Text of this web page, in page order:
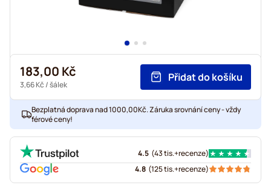
183,00 Kč
3,66 Kč / šálek
Přidat do košíku
Bezplatná doprava nad 1000,00Kč. Záruka srovnání ceny - vždy
férové ceny!
4.5 (43 tis.+recenze)
4.8 (125 tis.+recenze)